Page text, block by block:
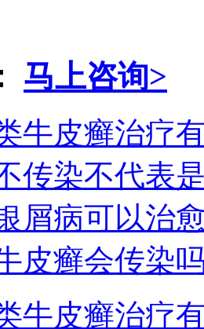
马上咨询>
牛皮癣治疗
传染不代表
屑病可以治
皮癣会传染
牛皮癣治疗